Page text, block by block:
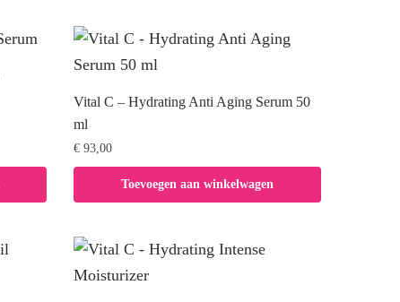
Vital C – Hydrating Anti Aging Serum 50
ml
€ 93,00
Toevoegen aan winkelwagen